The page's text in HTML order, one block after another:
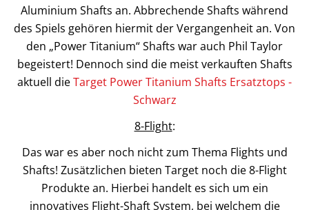
Aluminium Shafts an. Abbrechende Shafts während
des Spiels gehören hiermit der Vergangenheit an. Von
den „Power Titanium“ Shafts war auch Phil Taylor
begeistert! Dennoch sind die meist verkauften Shafts
aktuell dieTarget Power Titanium Shafts Ersatztops -
Schwarz
8-Flight:
Das war es aber noch nicht zum Thema Flights und
Shafts! Zusätzlichen bieten Target noch die 8-Flight
Produkte an. Hierbei handelt es sich um ein
innovatives Flight-Shaft System, bei welchem die